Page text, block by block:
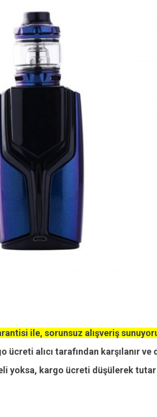
ile, sorunsuz alışveriş
ücreti alıcı tarafından karşılanır
yoksa, kargo ücreti düşülerek